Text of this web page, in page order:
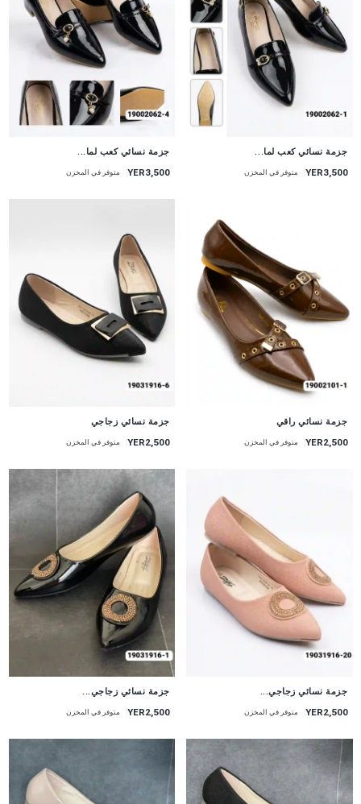
جزمة نسائي كعب لما...
YER3,500 متوفر في المخزن
جزمة نسائي كعب لما...
YER3,500 متوفر في المخزن
جزمة نسائي راقي
YER2,500 متوفر في المخزن
جزمة نسائي زجاجي
YER2,500 متوفر في المخزن
جزمة نسائي زجاجي...
YER2,500 متوفر في المخزن
جزمة نسائي زجاجي...
YER2,500 متوفر في المخزن